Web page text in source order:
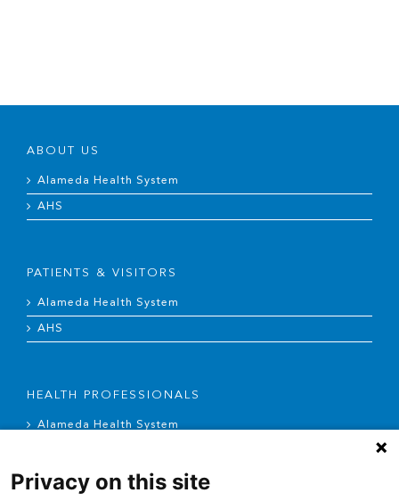
ABOUT US
Alameda Health System
AHS
PATIENTS & VISITORS
Alameda Health System
AHS
HEALTH PROFESSIONALS
Alameda Health System
Privacy on this site